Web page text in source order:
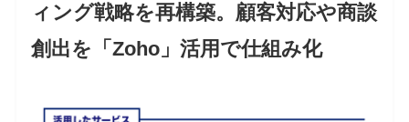
ィング戦略を再構築。顧客対応や商談
創出を「Zoho」活用で仕組み化